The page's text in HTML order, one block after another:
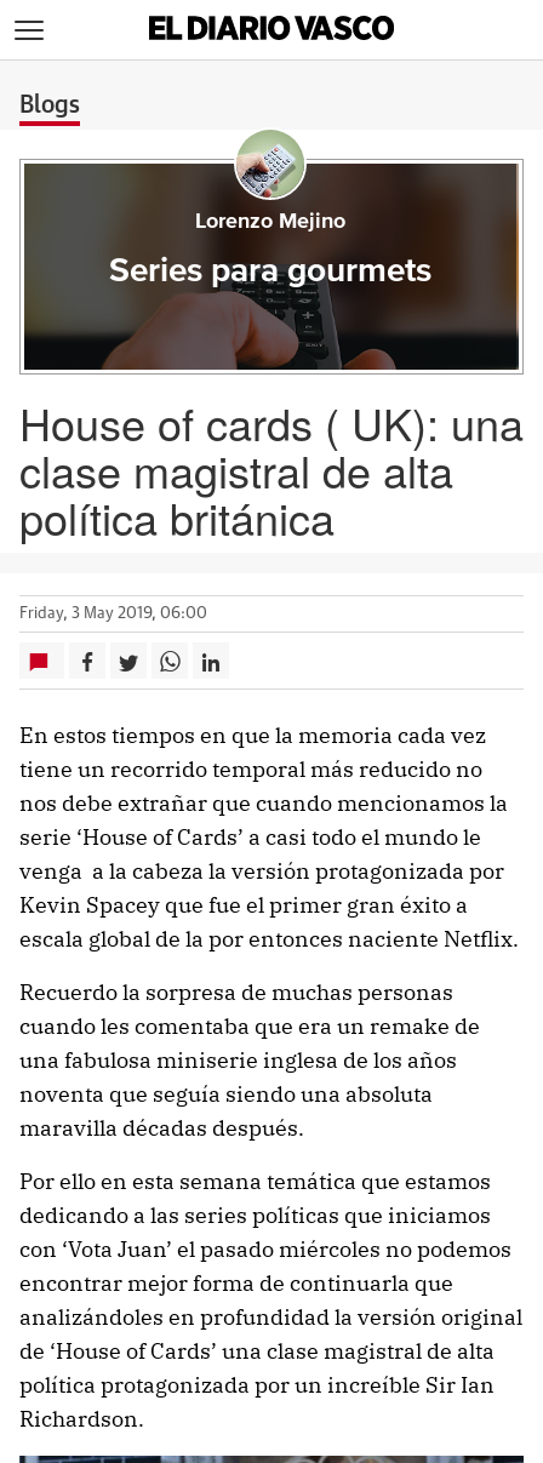
Blogs
Lorenzo Mejino
Series para gourmets
House of cards ( UK): una
clase magistral de alta
política británica
Friday, 3 May 2019, 06:00
En estos tiempos en que la memoria cada vez
tiene un recorrido temporal más reducido no
nos debe extrañar que cuando mencionamos la
serie ‘House of Cards’ a casi todo el mundo le
venga a la cabeza la versión protagonizada por
Kevin Spacey que fue el primer gran éxito a
escala global de la por entonces naciente Netflix.
Recuerdo la sorpresa de muchas personas
cuando les comentaba que era un remake de
una fabulosa miniserie inglesa de los años
noventa que seguía siendo una absoluta
maravilla décadas después.
Por ello en esta semana temática que estamos
dedicando a las series políticas que iniciamos
con ‘Vota Juan’ el pasado miércoles no podemos
encontrar mejor forma de continuarla que
analizándoles en profundidad la versión original
de ‘House of Cards’ una clase magistral de alta
política protagonizada por un increíble Sir Ian
Richardson.